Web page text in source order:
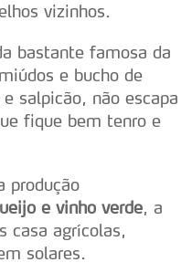
vizinhos.
bastante famosa da
e bucho de
salpicão, não escapa
fique bem tenro e
produção
e vinho verde, a
casa agrícolas,
solares.